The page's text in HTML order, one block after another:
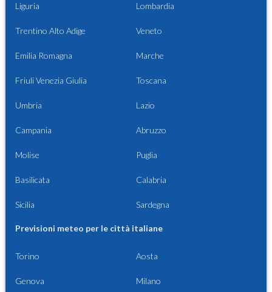
Liguria Lombardia
Trentino Alto Adige Veneto
Emilia Romagna Marche
Friuli Venezia Giulia Toscana
Umbria Lazio
Campania Abruzzo
Molise Puglia
Basilicata Calabria
Sicilia Sardegna
Previsioni meteo per le città italiane
Torino Aosta
Genova Milano